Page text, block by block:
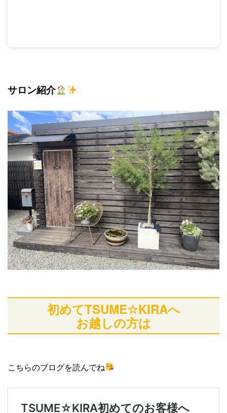
サロン紹介
初めてTSUME☆KIRAへ
お越しの方は
こちらのブログを読んでね